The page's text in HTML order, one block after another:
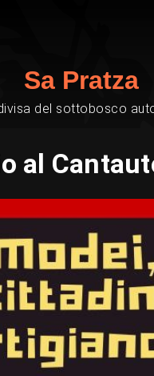
Sa Pratza
del sottobosco
al